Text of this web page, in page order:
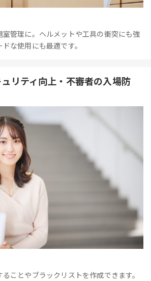
管理に。ヘルメットや工具の衝突にも強
な使用にも最適です。
リティ向上・不審者の入場防
ことやブラックリストを作成できます。